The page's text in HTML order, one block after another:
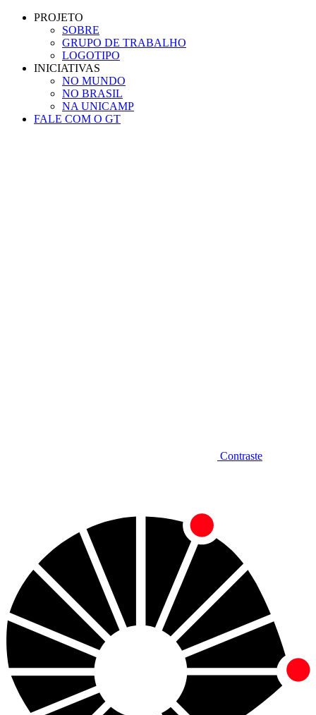
Conteúdo principal
PROJETO
SOBRE
GRUPO DE TRABALHO
LOGOTIPO
INICIATIVAS
NO MUNDO
NO BRASIL
NA UNICAMP
FALE COM O GT
Contraste